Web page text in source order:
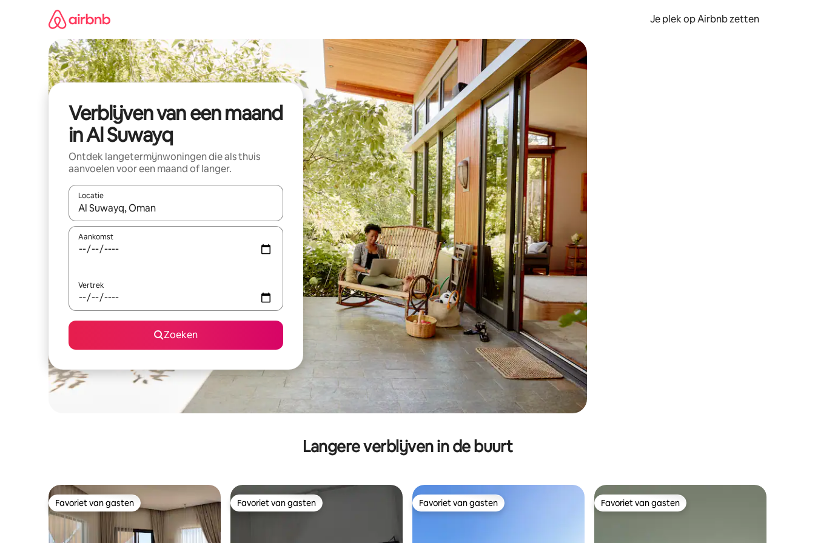
Je plek op Airbnb zetten
Verblijven van een maand
in Al Suwayq
Ontdek langetermijnwoningen die als thuis
aanvoelen voor een maand of langer.
Locatie
Wanneer er resultaten beschikbaar zijn, maak je een keuze met je de pijltjestoetsen omhoog en omlaag, óf door te tikken of swipen.
Aankomst
Vertrek
Zoeken
Langere verblijven in de buurt
Favoriet van gasten
Favoriet van gasten Favoriet van gasten
Favoriet van gasten Favoriet van gasten
Favoriet van gasten Favoriet van gasten
Favoriet van gasten